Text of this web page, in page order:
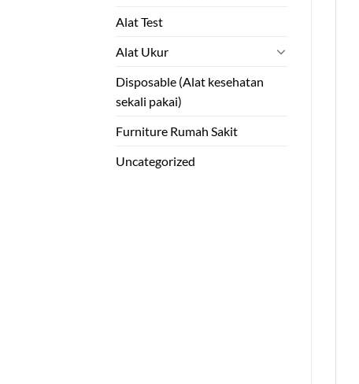
Alat Test
Alat Ukur
Disposable (Alat kesehatan
sekali pakai)
Furniture Rumah Sakit
Uncategorized